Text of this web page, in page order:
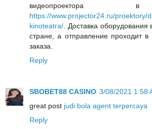
видеопроектора
https://www.projector24.ru/proektory/
kinoteatra/ . Доставка
стране, а отправление проходит
заказа.
Reply
SBOBET88 CASINO 3/08/2021 1:58
great post judi bola agent terpercaya
Reply